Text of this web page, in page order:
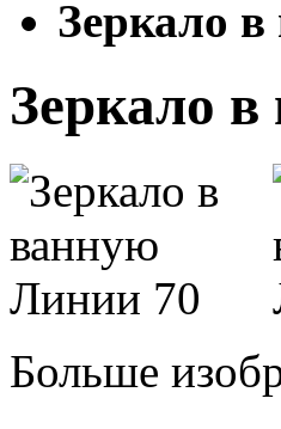
Зеркало
Зеркало
Больше